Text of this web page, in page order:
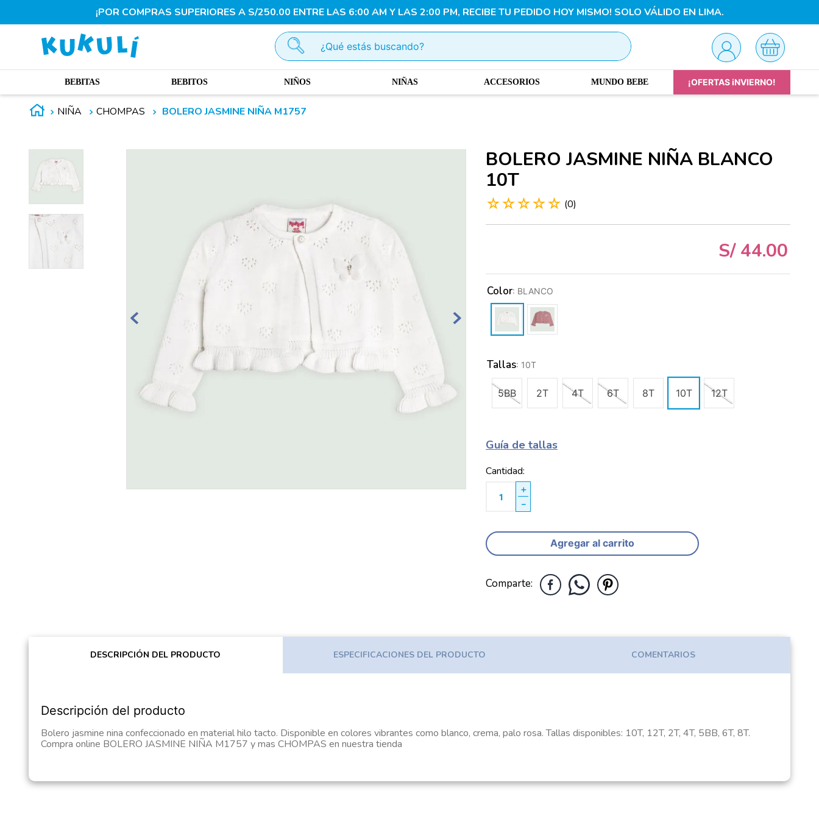
¡POR COMPRAS SUPERIORES A S/250.00 ENTRE LAS 6:00 AM Y LAS 2:00 PM, RECIBE TU PEDIDO HOY MISMO! SOLO VÁLIDO EN LIMA.
¿Qué estás buscando?
BEBITAS BEBITOS NIÑOS NIÑAS ACCESORIOS MUNDO BEBE ¡OFERTAS iNVIERNO!
NIÑA CHOMPAS BOLERO JASMINE NIÑA M1757
BOLERO JASMINE NIÑA BLANCO
10T
☆☆☆☆☆ (0)
S/ 44.00
Tallas: 10T
5BB 2T 4T 6T 8T 10T 12T
Color: BLANCO
Guía de tallas
Cantidad
＋
－
Agregar al carrito
Comparte
DESCRIPCIÓN DEL PRODUCTO ESPECIFICACIONES DEL PRODUCTO COMENTARIOS
Descripción del producto
Bolero jasmine nina confeccionado en material hilo tacto. Disponible en colores vibrantes como blanco, crema, palo rosa. Tallas disponibles: 10T, 12T, 2T, 4T, 5BB, 6T, 8T.
Compra online BOLERO JASMINE NIÑA M1757 y mas CHOMPAS en nuestra tienda